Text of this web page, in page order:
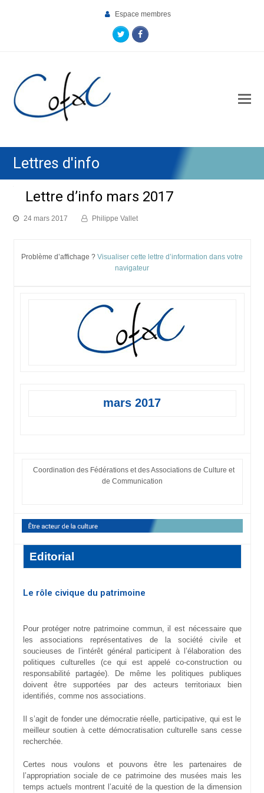
Espace membres
TwitterFacebook
Lettres d'info
Lettre d’info mars 2017
24 mars 2017 Philippe Vallet
Problème d’affichage ? Visualiser cette lettre d’information dans votre
navigateur
mars 2017
Coordination des Fédérations et des Associations de Culture et
de Communication
Editorial
Le rôle civique du patrimoine
Pour protéger notre patrimoine commun, il est nécessaire que
les associations représentatives de la société civile et
soucieuses de l’intérêt général participent à l’élaboration des
politiques culturelles (ce qui est appelé co-construction ou
responsabilité partagée). De même les politiques publiques
doivent être supportées par des acteurs territoriaux bien
identifiés, comme nos associations.
Il s’agit de fonder une démocratie réelle, participative, qui est le
meilleur soutien à cette démocratisation culturelle sans cesse
recherchée.
Certes nous voulons et pouvons être les partenaires de
l’appropriation sociale de ce patrimoine des musées mais les
temps actuels montrent l’acuité de la question de la dimension